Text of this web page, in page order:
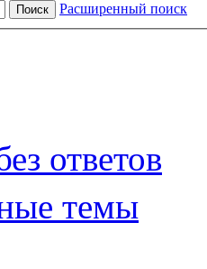
Поиск Расширенный поиск
ответов
темы